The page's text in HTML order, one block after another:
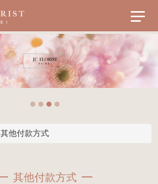
其他付款方式
其他付款方式